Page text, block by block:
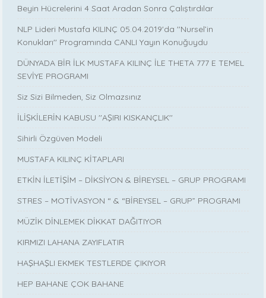
Beyin Hücrelerini 4 Saat Aradan Sonra Çalıştırdılar
NLP Lideri Mustafa KILINÇ 05.04.2019'da ''Nursel’in
Konukları'' Programında CANLI Yayın Konuğuydu
DÜNYADA BİR İLK MUSTAFA KILINÇ İLE THETA 777 E TEMEL
SEVİYE PROGRAMI
Siz Sizi Bilmeden, Siz Olmazsınız
İLİŞKİLERİN KABUSU ''AŞIRI KISKANÇLIK''
Sihirli Özgüven Modeli
MUSTAFA KILINÇ KİTAPLARI
ETKİN İLETİŞİM – DİKSİYON & BİREYSEL – GRUP PROGRAMI
STRES – MOTİVASYON “ & “BİREYSEL – GRUP” PROGRAMI
MÜZİK DİNLEMEK DİKKAT DAĞITIYOR
KIRMIZI LAHANA ZAYIFLATIR
HAŞHAŞLI EKMEK TESTLERDE ÇIKIYOR
HEP BAHANE ÇOK BAHANE